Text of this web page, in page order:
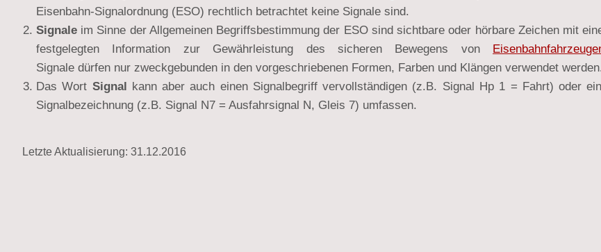
Eisenbahn-Signalordnung (ESO) rechtlich betrachtet keine Signale sind.
Signale im Sinne der Allgemeinen Begriffsbestimmung der ESO sind sichtbare oder hörbare Zeichen mit
festgelegten Information zur Gewährleistung des sicheren Bewegens von
Signale dürfen nur zweckgebunden in den vorgeschriebenen Formen, Farben und Klängen verwendet
Das Wort Signal kann aber auch einen Signalbegriff vervollständigen (z.B. Signal Hp 1 = Fahrt) oder
Signalbezeichnung (z.B. Signal N7 = Ausfahrsignal N, Gleis 7) umfassen.
Letzte Aktualisierung: 31.12.2016